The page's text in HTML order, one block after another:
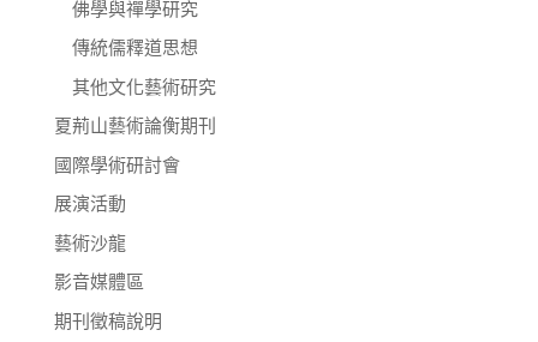
佛學與禪學研究
傳統儒釋道思想
其他文化藝術研究
夏荊山藝術論衡期刊
國際學術研討會
展演活動
藝術沙龍
影音媒體區
期刊徵稿說明